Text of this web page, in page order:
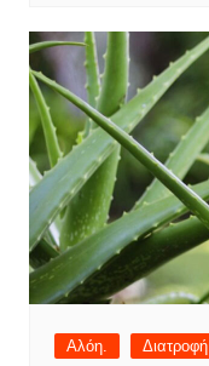
Αλόη. Διατροφή.